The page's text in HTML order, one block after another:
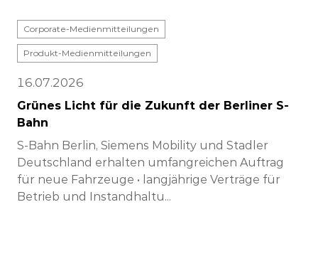
Corporate-Medienmitteilungen
Produkt-Medienmitteilungen
16.07.2026
Grünes Licht für die Zukunft der Berliner S-
Bahn
S-Bahn Berlin, Siemens Mobility und Stadler
Deutschland erhalten umfangreichen Auftrag
für neue Fahrzeuge • langjährige Verträge für
Betrieb und Instandhaltu...